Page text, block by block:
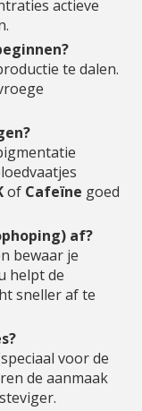
actieve
te dalen.
of Cafeïne goed
af?
bewaar je
helpt de
sneller af te
voor de
de aanmaak